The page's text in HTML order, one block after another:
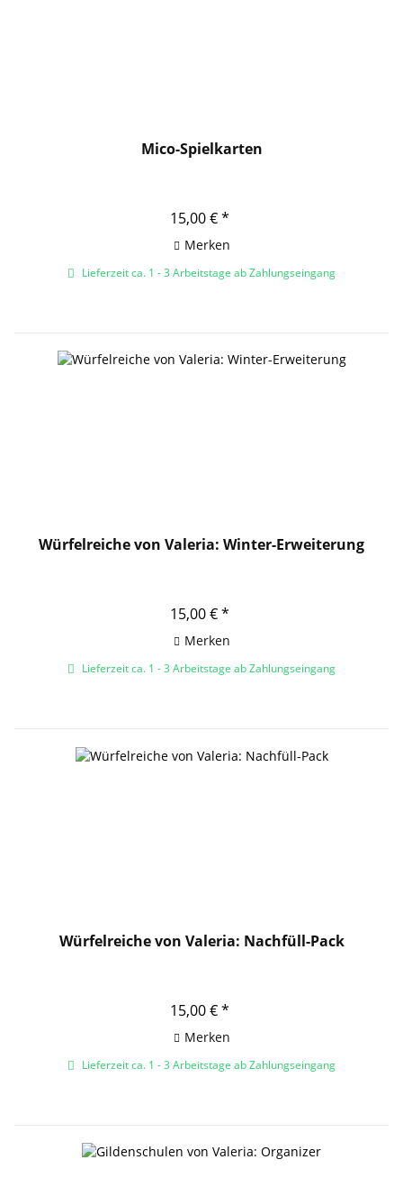
Mico-Spielkarten
15,00 € *
Merken
Lieferzeit ca. 1 - 3 Arbeitstage ab Zahlungseingang
Würfelreiche von Valeria: Winter-Erweiterung
15,00 € *
Merken
Lieferzeit ca. 1 - 3 Arbeitstage ab Zahlungseingang
Würfelreiche von Valeria: Nachfüll-Pack
15,00 € *
Merken
Lieferzeit ca. 1 - 3 Arbeitstage ab Zahlungseingang